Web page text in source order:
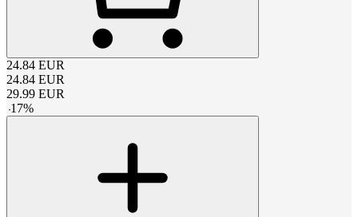
24.84 EUR
24.84 EUR
29.99 EUR
-17%